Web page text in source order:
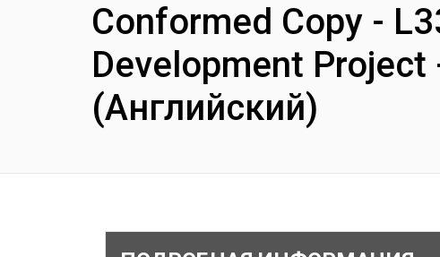
Conformed Copy -
Development
(Английский)